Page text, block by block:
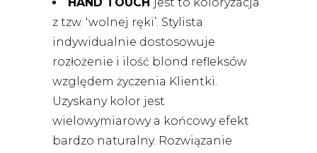
HAND TOUCH jest to koloryzacja
z tzw. ‘wolnej ręki’. Stylista
indywidualnie dostosowuje
rozłożenie i ilość blond refleksów
względem życzenia Klientki.
Uzyskany kolor jest
wielowymiarowy a końcowy efekt
bardzo naturalny. Rozwiązanie